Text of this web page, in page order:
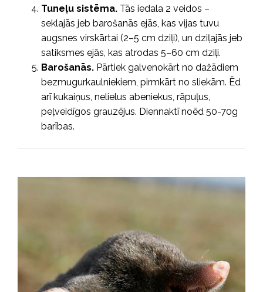
Tuneļu sistēma. Tās iedala 2 veidos –
seklajās jeb barošanās ejās, kas vijas tuvu
augsnes virskārtai (2–5 cm dziļi), un dziļajās jeb
satiksmes ejās, kas atrodas 5–60 cm dziļi.
Barošanās. Pārtiek galvenokārt no dažādiem
bezmugurkaulniekiem, pirmkārt no sliekām. Ēd
arī kukaiņus, nelielus abeniekus, rāpuļus,
peļveidīgos grauzējus. Diennaktī noēd 50-70g
barības.